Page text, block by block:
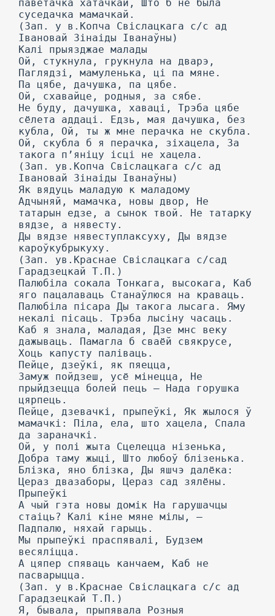
паветачка хатачкай, Што б не была
суседачка мамачкай.
(Зап. у в.Копча Свіслацкага с/с ад
Івановай Зінаіды Іванаўны)
Калі прыязджае малады
Ой, стукнула, грукнула на дварэ,
Паглядзі, мамуленька, ці па мяне.
Па цябе, дачушка, па цябе.
Ой, схавайце, родныя, за сябе.
He буду, дачушка, хаваці, Трэба цябе
сёлета аддаці. Едзь, мая дачушка, без
кубла, Ой, ты ж мне перачка не скубла.
Ой, скубла б я перачка, зіхацела, За
такога п’яніцу ісці не хацела.
(Зап. ув.Копча Свіслацкага с/с ад
Івановай Зінаіды Іванаўны)
Як вядуць маладую к маладому
Адчыняй, мамачка, новы двор, He
татарын едзе, а сынок твой. He татарку
вядзе, а нявесту.
Ды вядзе нявеступлаксуху, Ды вядзе
кароўкубрыкуху.
(Зап. ув.Краснае Свіслацкага с/сад
Гарадзецкай Т.П.)
Палюбіла сокала Тонкага, высокага, Каб
яго пацалаваць Станаўлюся на краваць.
Палюбіла пісара Ды такога лысага. Яму
некалі пісаць. Трэба лысіну часаць.
Каб я знала, маладая, Дзе мнс веку
дажываць. Памагла б сваёй свякрусе,
Хоць капусту паліваць.
Пейце, дзеўкі, як пяецца,
Замуж пойдзеш, усё мінецца, He
прыйдзецца болей пець — Нада горушка
цярпець.
Пейце, дзевачкі, прыпеўкі, Як жылося ў
мамачкі: Піла, ела, што хацела, Спала
да зараначкі.
Ой, у полі жыта Сцелецца нізенька,
Добра таму жыці, Што любоў блізенька.
Блізка, яно блізка, Ды яшчэ далёка:
Цераз двазаборы, Цераз сад зялёны.
Прыпеўкі
А чый гэта новы домік На гарушачцы
стаіць? Калі кіне мяне мілы, —
Падпалю, няхай гарыць.
Мы прыпеўкі праспявалі, Будзем
весяліцца.
А цяпер спяваць канчаем, Каб не
пасварыцца.
(Зап. у в.Краснае Свіслацкага с/с ад
Гарадзецкай Т.П.)
Я, бывала, прыпявала Розныя